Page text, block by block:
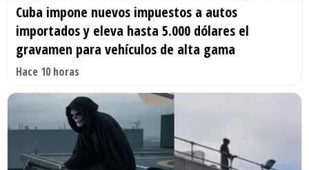
Cuba impone nuevos impuestos a autos
importados y eleva hasta 5.000 dólares el
gravamen para vehículos de alta gama
Hace 10 horas